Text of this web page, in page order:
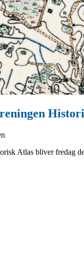
Atlas bliver fredag